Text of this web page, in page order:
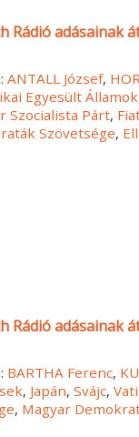
Rádió adásainak
ANTALL József,
Egyesült Államok
Szocialista Párt,
Szövetsége,
Rádió adásainak
BARTHA Ferenc,
, Japán,Svájc,
, Magyar